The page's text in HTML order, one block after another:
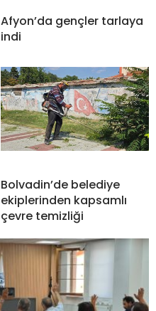
Afyon’da gençler tarlaya
indi
Bolvadin’de belediye
ekiplerinden kapsamlı
çevre temizliği